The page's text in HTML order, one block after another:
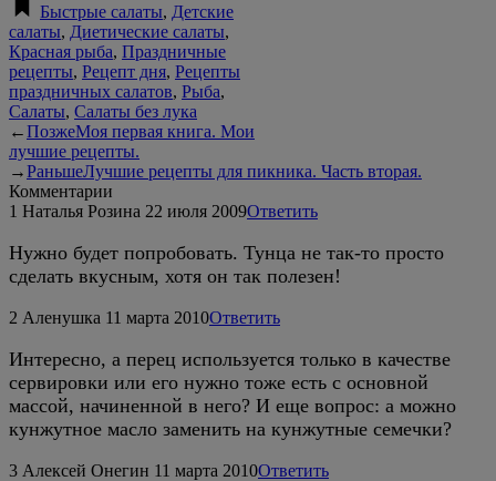
Быстрые салаты, Детские
салаты, Диетические салаты,
Красная рыба, Праздничные
рецепты, Рецепт дня, Рецепты
праздничных салатов, Рыба,
Салаты, Салаты без лука
←ПозжеМоя первая книга. Мои
лучшие рецепты.
→РаньшеЛучшие рецепты для пикника. Часть вторая.
Комментарии
1 Наталья Розина 22 июля 2009Ответить
Нужно будет попробовать. Тунца не так-то просто
сделать вкусным, хотя он так полезен!
2 Аленушка 11 марта 2010Ответить
Интересно, а перец используется только в качестве
сервировки или его нужно тоже есть с основной
массой, начиненной в него? И еще вопрос: а можно
кунжутное масло заменить на кунжутные семечки?
3 Алексей Онегин 11 марта 2010Ответить